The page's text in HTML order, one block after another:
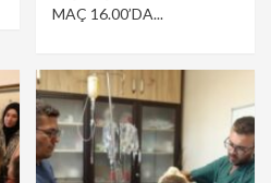
MAÇ 16.00’DA...